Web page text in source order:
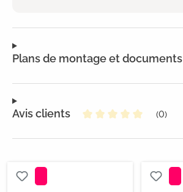
Plans de montage et documents
Avis clients
(0)